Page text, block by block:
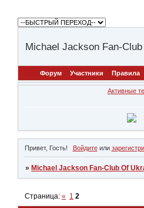
Michael Jackson Fan-
Форум Участники Правила
Активные
Привет, Гость! Войдитеили
» Michael Jackson Fan-Club Of
Страница:« 1 2